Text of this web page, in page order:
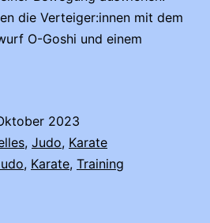
die Verteiger:innen mit dem
O-Goshi und einem
2023
, Judo, Karate
, Karate, Training